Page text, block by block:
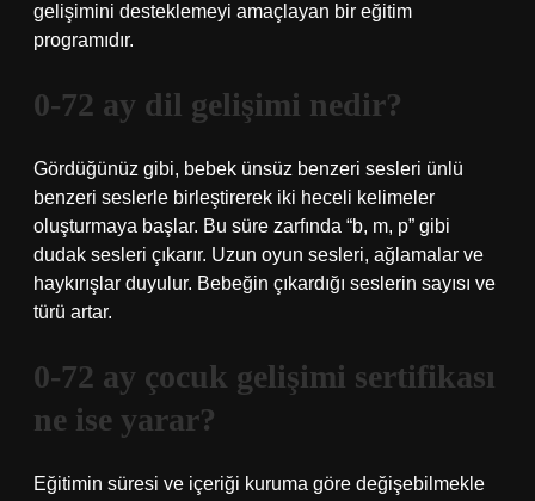
gelişimini desteklemeyi amaçlayan bir eğitim
programıdır.
0-72 ay dil gelişimi nedir?
Gördüğünüz gibi, bebek ünsüz benzeri sesleri ünlü
benzeri seslerle birleştirerek iki heceli kelimeler
oluşturmaya başlar. Bu süre zarfında “b, m, p” gibi
dudak sesleri çıkarır. Uzun oyun sesleri, ağlamalar ve
haykırışlar duyulur. Bebeğin çıkardığı seslerin sayısı ve
türü artar.
0-72 ay çocuk gelişimi sertifikası
ne ise yarar?
Eğitimin süresi ve içeriği kuruma göre değişebilmekle